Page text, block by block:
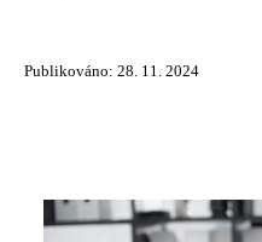
Publikováno: 28. 11. 2024